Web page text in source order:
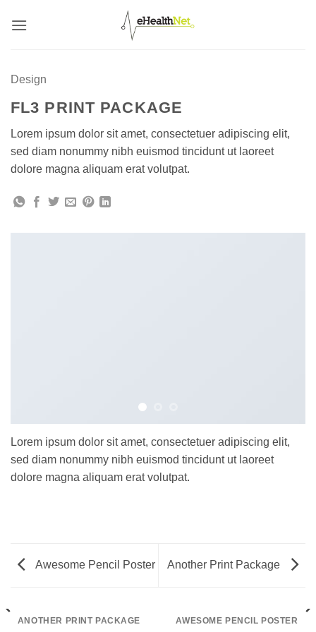
Design
FL3 PRINT PACKAGE
Lorem ipsum dolor sit amet, consectetuer adipiscing elit,
sed diam nonummy nibh euismod tincidunt ut laoreet
dolore magna aliquam erat volutpat.
Lorem ipsum dolor sit amet, consectetuer adipiscing elit,
sed diam nonummy nibh euismod tincidunt ut laoreet
dolore magna aliquam erat volutpat.
Awesome Pencil Poster Another Print Package
ANOTHER PRINT PACKAGE AWESOME PENCIL POSTER